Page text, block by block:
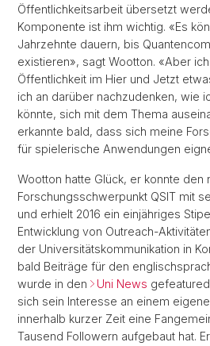
Öffentlichkeitsarbeit übersetzt
Komponente ist ihm wichtig. «Es
Jahrzehnte dauern, bis
existieren», sagt Wootton. «Aber
Öffentlichkeit im Hier und Jetzt
ich an darüber nachzudenken, wie
könnte, sich mit dem Thema
erkannte bald, dass sich meine
für spielerische Anwendungen
Wootton hatte Glück, er konnte den
Forschungsschwerpunkt QSIT mit
und erhielt 2016 ein einjähriges
Entwicklung von Outreach-
der Universitätskommunikation in
bald Beiträge für den
wurde in den
Uni News
sich sein Interesse an einem
innerhalb kurzer Zeit eine
Tausend Followern aufgebaut hat.